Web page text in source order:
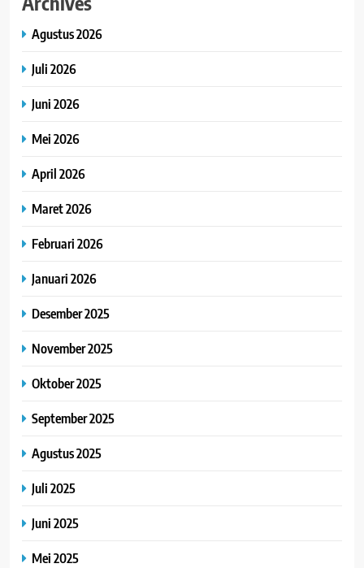
Agustus 2026
Juli 2026
Juni 2026
Mei 2026
April 2026
Maret 2026
Februari 2026
Januari 2026
Desember 2025
November 2025
Oktober 2025
September 2025
Agustus 2025
Juli 2025
Juni 2025
Mei 2025